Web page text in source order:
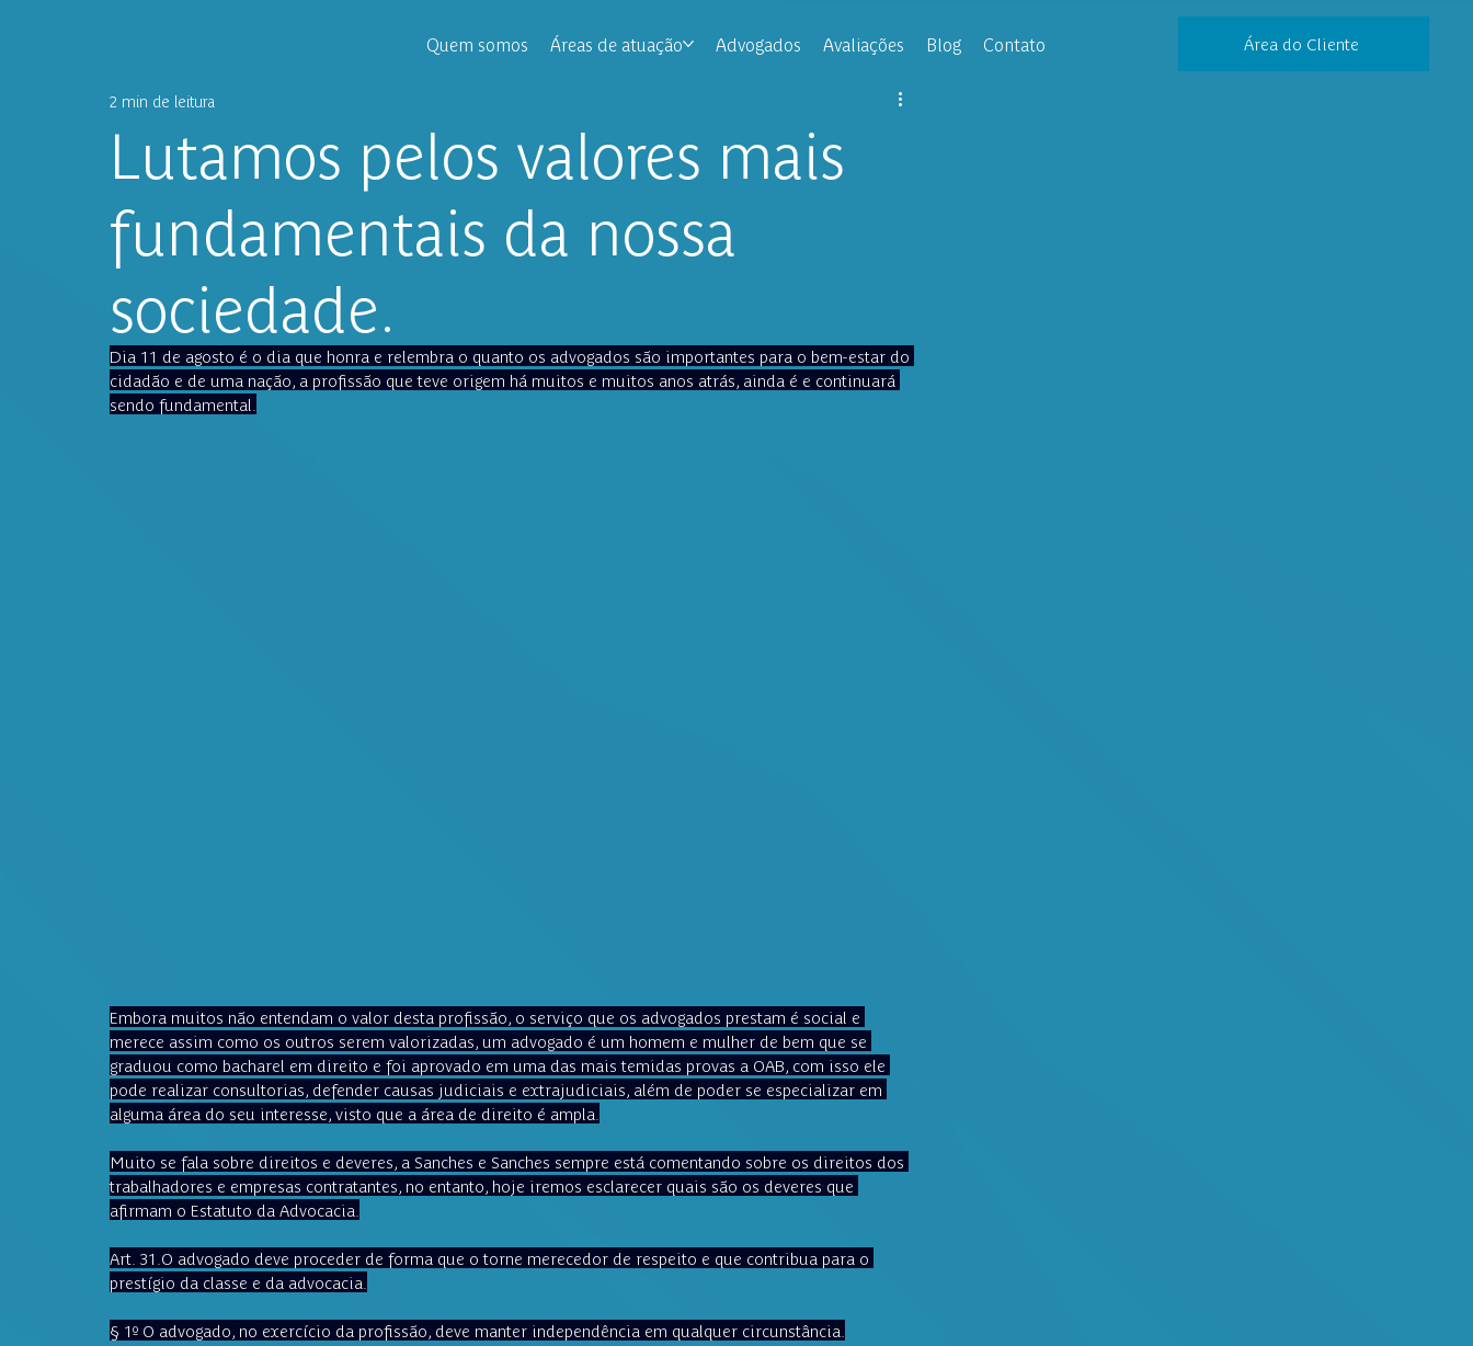
Quem somos Áreas de atuação Advogados Avaliações Blog Contato Área do Cliente
Lutamos pelos valores mais
fundamentais da nossa
sociedade.
2 min de leitura
Dia 11 de agosto é o dia que honra e relembra o quanto os advogados são importantes para o bem-estar do
cidadão e de uma nação, a profissão que teve origem há muitos e muitos anos atrás, ainda é e continuará
sendo fundamental.
Embora muitos não entendam o valor desta profissão, o serviço que os advogados prestam é social e
merece assim como os outros serem valorizadas, um advogado é um homem e mulher de bem que se
graduou como bacharel em direito e foi aprovado em uma das mais temidas provas a OAB, com isso ele
pode realizar consultorias, defender causas judiciais e extrajudiciais, além de poder se especializar em
alguma área do seu interesse, visto que a área de direito é ampla.
Muito se fala sobre direitos e deveres, a Sanches e Sanches sempre está comentando sobre os direitos dos
trabalhadores e empresas contratantes, no entanto, hoje iremos esclarecer quais são os deveres que
afirmam o Estatuto da Advocacia.
Art. 31. O advogado deve proceder de forma que o torne merecedor de respeito e que contribua para o
prestígio da classe e da advocacia.
§ 1º O advogado, no exercício da profissão, deve manter independência em qualquer circunstância.